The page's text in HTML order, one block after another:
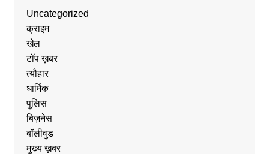
Uncategorized
क्राइम
खेल
टॉप ख़बर
त्यौहार
धार्मिक
पुलिस
बिज़नेस
बॉलीवुड
मुख्य ख़बर